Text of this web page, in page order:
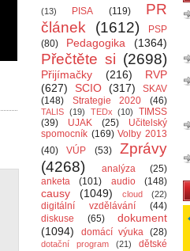
(13)
PISA (119)
PR
článek
(1612)
PSP
(80)
Pedagogika (1364)
Přečtěte si (2698)
Přijímačky (216)
RVP
(627)
SCIO (317)
SKAV
(148)
Strategie 2020 (46)
TALIS (19) TEDx (10)
TIMSS
(39)
UJAK (25)
Učitelský
spomocník (169) Volby 2013
(40)
VÚP (53)
Zprávy
(4268)
analýza
(25)
anketa
(101) audio (148)
causy (1049) cloud (22)
digitální vzdělávání
(44)
diskuse
(65)
dokument
(1094)
domácí výuka (28)
dotační program (21)
dětské